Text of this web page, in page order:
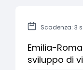
Scadenza: 3
Emilia-
sviluppo di